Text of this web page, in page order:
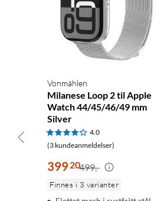
Vonmählen
Milanese Loop 2 til Apple
Watch 44/45/46/49 mm
Silver
4.0
(3 kundeanmeldelser)
399 20499,-
Finnes i 3 varianter